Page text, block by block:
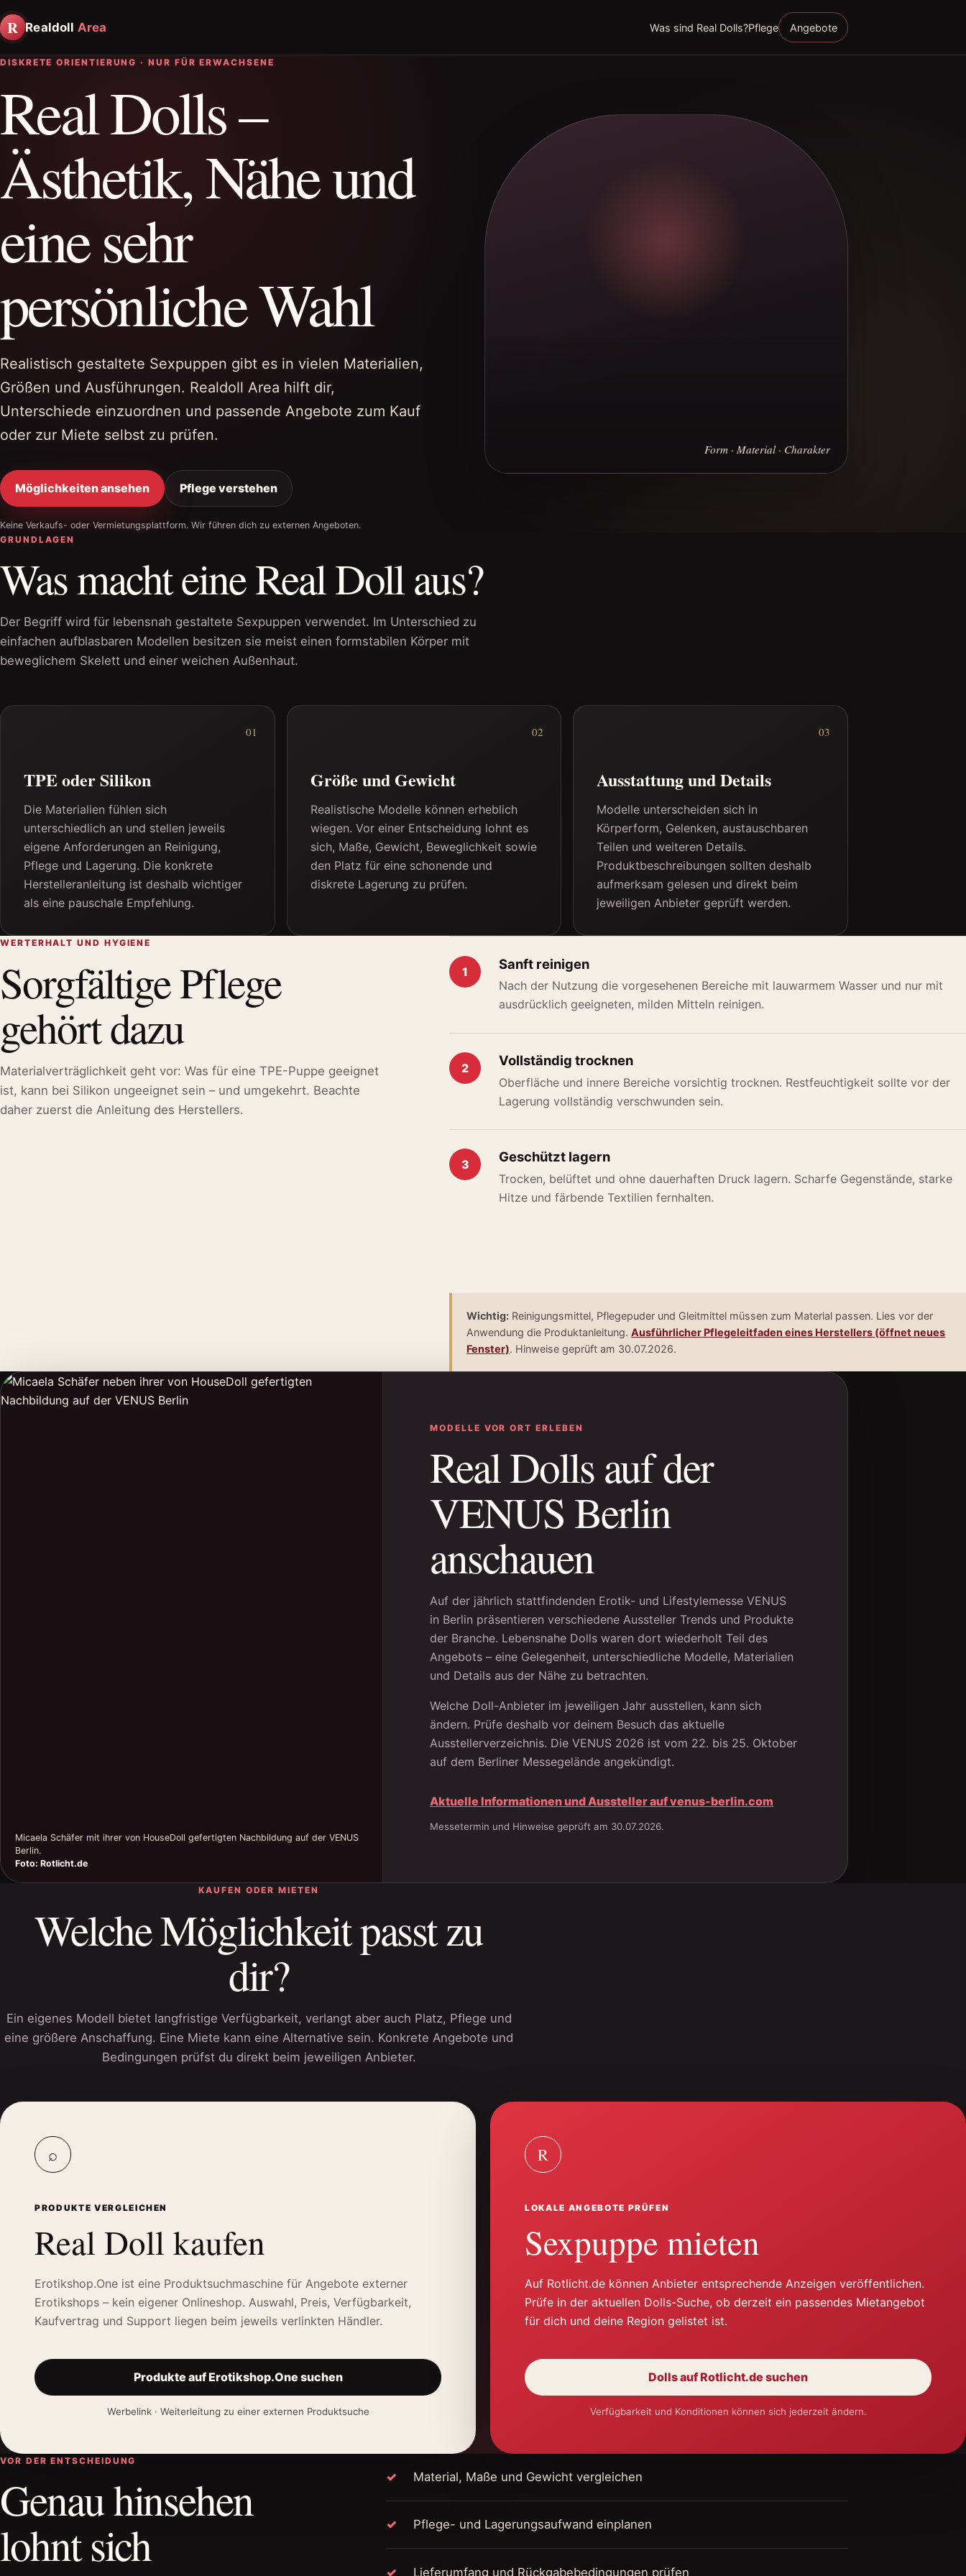
R Realdoll Area Was sind Real Dolls?Pflege Angebote
DISKRETE ORIENTIERUNG · NUR FÜR ERWACHSENE
Real Dolls –
Ästhetik, Nähe und
eine sehr
persönliche Wahl
Realistisch gestaltete Sexpuppen gibt es in vielen Materialien,
Größen und Ausführungen. Realdoll Area hilft dir,
Unterschiede einzuordnen und passende Angebote zum Kauf
oder zur Miete selbst zu prüfen.
Möglichkeiten ansehen Pflege verstehen
Keine Verkaufs- oder Vermietungsplattform. Wir führen dich zu externen Angeboten.
Form · Material · Charakter
GRUNDLAGEN
Was macht eine Real Doll aus?
Der Begriff wird für lebensnah gestaltete Sexpuppen verwendet. Im Unterschied zu
einfachen aufblasbaren Modellen besitzen sie meist einen formstabilen Körper mit
beweglichem Skelett und einer weichen Außenhaut.
01
TPE oder Silikon
Die Materialien fühlen sich
unterschiedlich an und stellen jeweils
eigene Anforderungen an Reinigung,
Pflege und Lagerung. Die konkrete
Herstelleranleitung ist deshalb wichtiger
als eine pauschale Empfehlung.
02
Größe und Gewicht
Realistische Modelle können erheblich
wiegen. Vor einer Entscheidung lohnt es
sich, Maße, Gewicht, Beweglichkeit sowie
den Platz für eine schonende und
diskrete Lagerung zu prüfen.
03
Ausstattung und Details
Modelle unterscheiden sich in
Körperform, Gelenken, austauschbaren
Teilen und weiteren Details.
Produktbeschreibungen sollten deshalb
aufmerksam gelesen und direkt beim
jeweiligen Anbieter geprüft werden.
WERTERHALT UND HYGIENE
Sorgfältige Pflege
gehört dazu
Materialverträglichkeit geht vor: Was für eine TPE-Puppe geeignet
ist, kann bei Silikon ungeeignet sein – und umgekehrt. Beachte
daher zuerst die Anleitung des Herstellers.
1 Sanft reinigen
Nach der Nutzung die vorgesehenen Bereiche mit lauwarmem Wasser und nur mit
ausdrücklich geeigneten, milden Mitteln reinigen.
2 Vollständig trocknen
Oberfläche und innere Bereiche vorsichtig trocknen. Restfeuchtigkeit sollte vor der
Lagerung vollständig verschwunden sein.
3 Geschützt lagern
Trocken, belüftet und ohne dauerhaften Druck lagern. Scharfe Gegenstände, starke
Hitze und färbende Textilien fernhalten.
Wichtig: Reinigungsmittel, Pflegepuder und Gleitmittel müssen zum Material passen. Lies vor der
Anwendung die Produktanleitung.Ausführlicher Pflegeleitfaden eines Herstellers (öffnet neues
Fenster). Hinweise geprüft am 30.07.2026.
Micaela Schäfer mit ihrer von HouseDoll gefertigten Nachbildung auf der VENUS
Berlin.
Foto: Rotlicht.de
MODELLE VOR ORT ERLEBEN
Real Dolls auf der
VENUS Berlin
anschauen
Auf der jährlich stattfindenden Erotik- und Lifestylemesse VENUS
in Berlin präsentieren verschiedene Aussteller Trends und Produkte
der Branche. Lebensnahe Dolls waren dort wiederholt Teil des
Angebots – eine Gelegenheit, unterschiedliche Modelle, Materialien
und Details aus der Nähe zu betrachten.
Welche Doll-Anbieter im jeweiligen Jahr ausstellen, kann sich
ändern. Prüfe deshalb vor deinem Besuch das aktuelle
Ausstellerverzeichnis. Die VENUS 2026 ist vom 22. bis 25. Oktober
auf dem Berliner Messegelände angekündigt.
Aktuelle Informationen und Aussteller auf venus-berlin.com
Messetermin und Hinweise geprüft am 30.07.2026.
KAUFEN ODER MIETEN
Welche Möglichkeit passt zu
dir?
Ein eigenes Modell bietet langfristige Verfügbarkeit, verlangt aber auch Platz, Pflege und
eine größere Anschaffung. Eine Miete kann eine Alternative sein. Konkrete Angebote und
Bedingungen prüfst du direkt beim jeweiligen Anbieter.
⌕
PRODUKTE VERGLEICHEN
Real Doll kaufen
Erotikshop.One ist eine Produktsuchmaschine für Angebote externer
Erotikshops – kein eigener Onlineshop. Auswahl, Preis, Verfügbarkeit,
Kaufvertrag und Support liegen beim jeweils verlinkten Händler.
Produkte auf Erotikshop.One suchen
öffnet
neues
Fenster
Werbelink · Weiterleitung zu einer externen Produktsuche
R
LOKALE ANGEBOTE PRÜFEN
Sexpuppe mieten
Auf Rotlicht.de können Anbieter entsprechende Anzeigen veröffentlichen.
Prüfe in der aktuellen Dolls-Suche, ob derzeit ein passendes Mietangebot
für dich und deine Region gelistet ist.
Dolls auf Rotlicht.de suchen
öffnet
neues
Fenster
Verfügbarkeit und Konditionen können sich jederzeit ändern.
VOR DER ENTSCHEIDUNG
Genau hinsehen
lohnt sich
Material, Maße und Gewicht vergleichen
Pflege- und Lagerungsaufwand einplanen
Lieferumfang und Rückgabebedingungen prüfen